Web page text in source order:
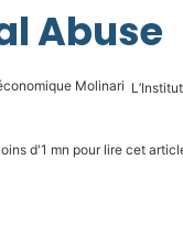
Abuse
d'1 mn pour lire cet